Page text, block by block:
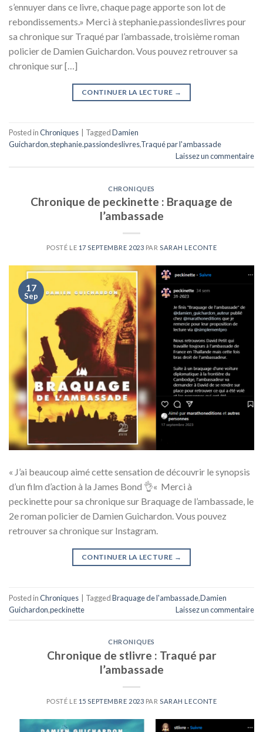
s’ennuyer dans ce livre, chaque page apporte son lot de
rebondissements.» Merci à stephanie.passiondeslivres pour
sa chronique sur Traqué par l’ambassade, troisième roman
policier de Damien Guichardon. Vous pouvez retrouver sa
chronique sur […]
CONTINUER LA LECTURE →
Posted inChroniques TaggedDamien
Guichardon,stephanie.passiondeslivres,Traqué par l'ambassade
Laissez un commentaire
CHRONIQUES
Chronique de peckinette : Braquage de
l’ambassade
POSTÉ LE 17 SEPTEMBRE 2023 PARSARAH LECONTE
17
Sep
« J’ai beaucoup aimé cette sensation de découvrir le synopsis
d’un film d’action à la James Bond 👌« Merci à
peckinette pour sa chronique sur Braquage de l’ambassade, le
2e roman policier de Damien Guichardon. Vous pouvez
retrouver sa chronique sur Instagram.
CONTINUER LA LECTURE →
Posted inChroniques TaggedBraquage de l'ambassade,Damien
Guichardon,peckinette Laissez un commentaire
CHRONIQUES
Chronique de stlivre : Traqué par
l’ambassade
POSTÉ LE 15 SEPTEMBRE 2023 PARSARAH LECONTE